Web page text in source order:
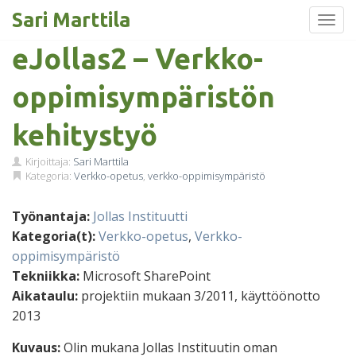
Sari Marttila
eJollas2 – Verkko-
oppimisympäristön
kehitystyö
Kirjoittaja: Sari Marttila
Kategoria: Verkko-opetus, verkko-oppimisympäristö
Työnantaja: Jollas Instituutti
Kategoria(t):Verkko-opetus, Verkko-
oppimisympäristö
Tekniikka: Microsoft SharePoint
Aikataulu: projektiin mukaan 3/2011, käyttöönotto
2013
Kuvaus:Olin mukana Jollas Instituutin oman